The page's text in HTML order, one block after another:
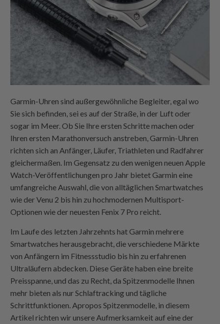
Garmin-Uhren sind außergewöhnliche Begleiter, egal wo
Sie sich befinden, sei es auf der Straße, in der Luft oder
sogar im Meer. Ob Sie Ihre ersten Schritte machen oder
Ihren ersten Marathonversuch anstreben, Garmin-Uhren
richten sich an Anfänger, Läufer, Triathleten und Radfahrer
gleichermaßen. Im Gegensatz zu den wenigen neuen Apple
Watch-Veröffentlichungen pro Jahr bietet Garmin eine
umfangreiche Auswahl, die von alltäglichen Smartwatches
wie der Venu 2 bis hin zu hochmodernen Multisport-
Optionen wie der neuesten Fenix 7 Pro reicht.
Im Laufe des letzten Jahrzehnts hat Garmin mehrere
Smartwatches herausgebracht, die verschiedene Märkte
von Anfängern im Fitnessstudio bis hin zu erfahrenen
Ultraläufern abdecken. Diese Geräte haben eine breite
Preisspanne, und das zu Recht, da Spitzenmodelle Ihnen
mehr bieten als nur Schlaftracking und tägliche
Schrittfunktionen. Apropos Spitzenmodelle, in diesem
Artikel richten wir unsere Aufmerksamkeit auf eine der